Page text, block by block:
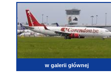
w galerii głównej